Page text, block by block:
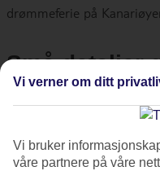
drømmeferie på
Små detaljer
Hemmeligheten bak RIU
kundevurderingene
basseng, delikat
Vi verner om ditt
Vi bruker
våre partnere på våre